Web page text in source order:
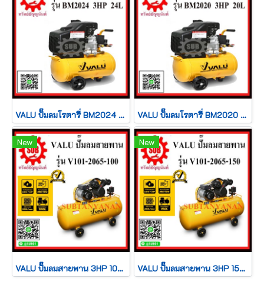
VALU ปั๊มลมโรตารี่ BM2024 3HP 24L VALU ปั๊มลมโรตารี่ BM2020 3HP 20L
New
VALU ปั๊มลมสายพาน 3HP 100L 2065-100
New
VALU ปั๊มลมสายพาน 3HP 150L 2065-150